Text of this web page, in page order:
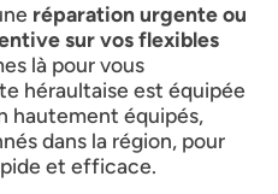
réparation urgente ou
sur vos flexibles
là pour vous
héraultaise est équipée
hautement équipés,
dans la région, pour
et efficace.